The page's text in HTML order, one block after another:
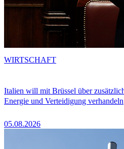
Italien will mit Brüssel über
Energie und Verteidigung verhandeln
05.08.2026
WIRTSCHAFT